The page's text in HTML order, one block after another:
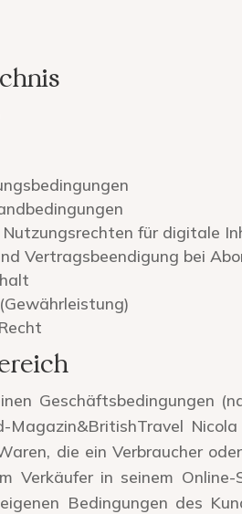
Nutzungsrechten für digitale
Vertragsbeendigung bei
Geschäftsbedingungen
Magazin&BritishTravel
die ein Verbraucher
Verkäufer in seinem
Bedingungen des